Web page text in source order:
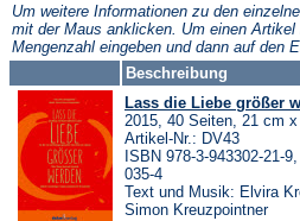
Tab)
Um weitere Informationen zu den
mit der Maus anklicken. Um einen
Mengenzahl eingeben und dann auf den
Beschreibung
Lass die Liebe größer
2015, 40 Seiten, 21 cm
Artikel-Nr.: DV43
ISBN 978-3-943302-21-
035-4
Text und Musik: Elvira
Simon Kreuzpointner